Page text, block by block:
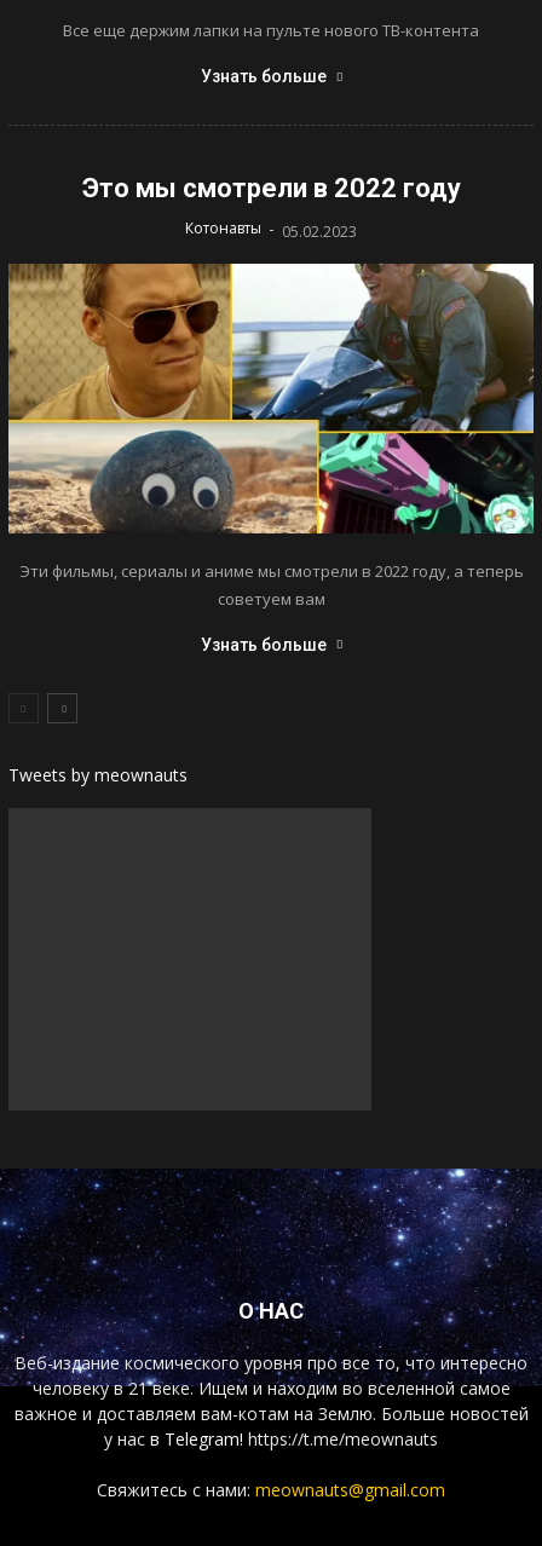
Все еще держим лапки на пульте нового ТВ-контента
Узнать больше
Это мы смотрели в 2022 году
Котонавты - 05.02.2023
Эти фильмы, сериалы и аниме мы смотрели в 2022 году, а теперь
советуем вам
Узнать больше
Tweets by meownauts
О НАС
Веб-издание космического уровня про все то, что интересно
человеку в 21 веке. Ищем и находим во вселенной самое
важное и доставляем вам-котам на Землю. Больше новостей
у нас в Telegram! https://t.me/meownauts
Свяжитесь с нами: meownauts@gmail.com